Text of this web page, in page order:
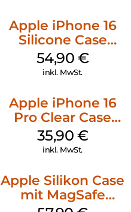
Apple iPhone 16
Silicone Case
MagSafe Black
54,90 €
inkl. MwSt.
Apple iPhone 16
Pro Clear Case
MagSafe
Transparent
35,90 €
inkl. MwSt.
Apple Silikon Case
mit MagSafe